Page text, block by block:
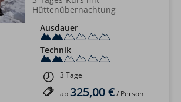
Hüttenübernachtung
Ausdauer
Technik
3 Tage
ab325,00 €/ Person